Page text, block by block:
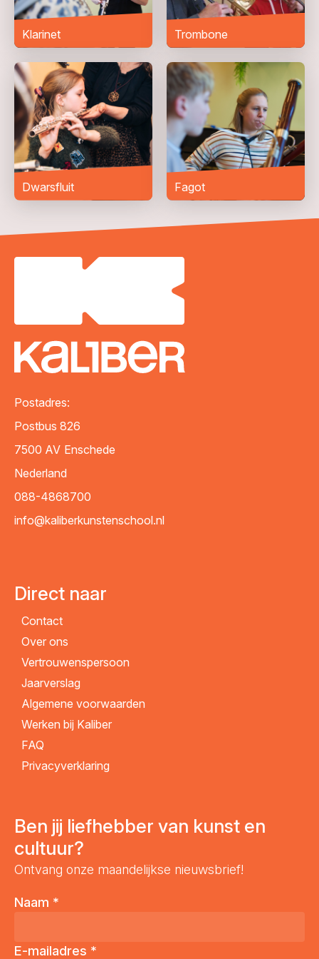
Bericht*
Klarinet Trombone
Dwarsfluit Fagot
Postadres:
Postbus 826
7500 AV Enschede
Nederland
088-4868700
info@kaliberkunstenschool.nl
Direct naar
Contact
Over ons
Vertrouwenspersoon
Jaarverslag
Algemene voorwaarden
Werken bij Kaliber
FAQ
Privacyverklaring
Ben jij liefhebber van kunst en
cultuur?
Ontvang onze maandelijkse nieuwsbrief!
Naam *
E-mailadres *